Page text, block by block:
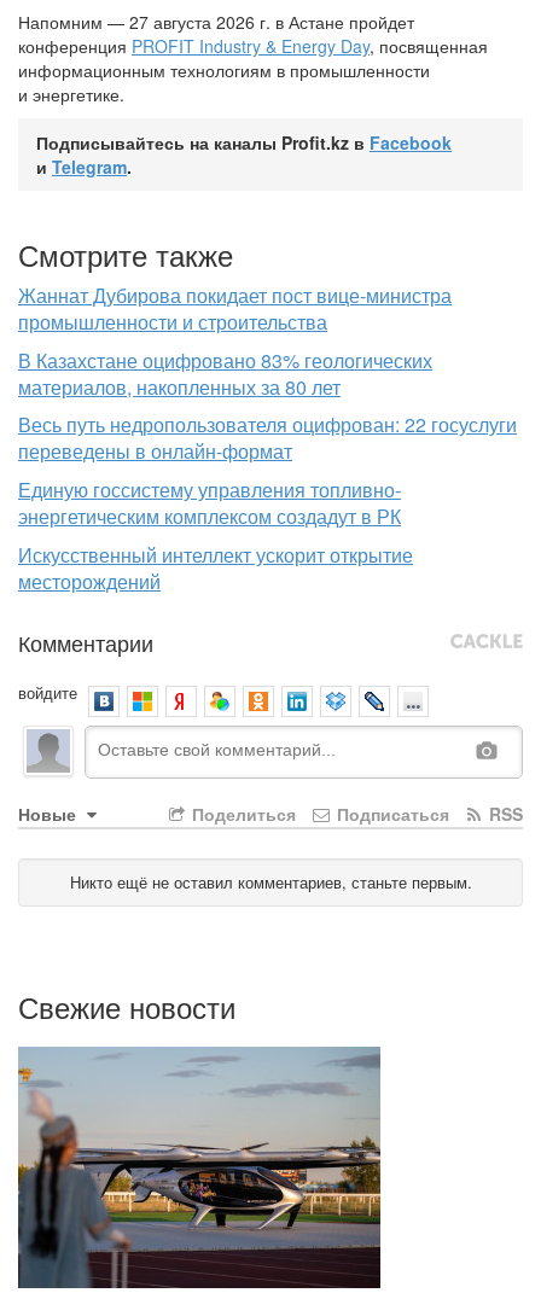
Напомним — 27 августа 2026 г. в Астане пройдет
конференция PROFIT Industry & Energy Day, посвященная
информационным технологиям в промышленности
и энергетике.
Подписывайтесь на каналы Profit.kz в Facebook
и Telegram.
Смотрите также
Жаннат Дубирова покидает пост вице-министра
промышленности и строительства
В Казахстане оцифровано 83% геологических
материалов, накопленных за 80 лет
Весь путь недропользователя оцифрован: 22 госуслуги
переведены в онлайн-формат
Единую госсистему управления топливно-
энергетическим комплексом создадут в РК
Искусственный интеллект ускорит открытие
месторождений
Комментарии
войдите
Новые RSS
Подписаться
Поделиться
Никто ещё не оставил комментариев, станьте первым.
Свежие новости